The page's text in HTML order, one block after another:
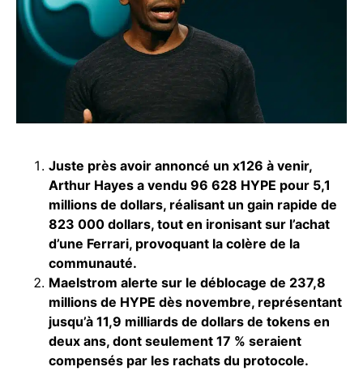
Juste près avoir annoncé un x126 à venir,
Arthur Hayes a vendu 96 628 HYPE pour 5,1
millions de dollars, réalisant un gain rapide de
823 000 dollars, tout en ironisant sur l’achat
d’une Ferrari, provoquant la colère de la
communauté.
Maelstrom alerte sur le déblocage de 237,8
millions de HYPE dès novembre, représentant
jusqu’à 11,9 milliards de dollars de tokens en
deux ans, dont seulement 17 % seraient
compensés par les rachats du protocole.